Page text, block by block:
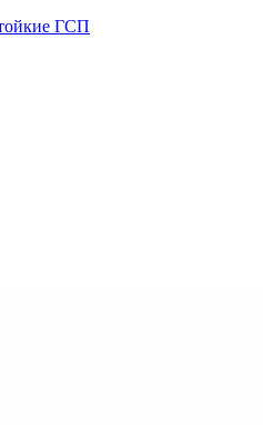
ГСП